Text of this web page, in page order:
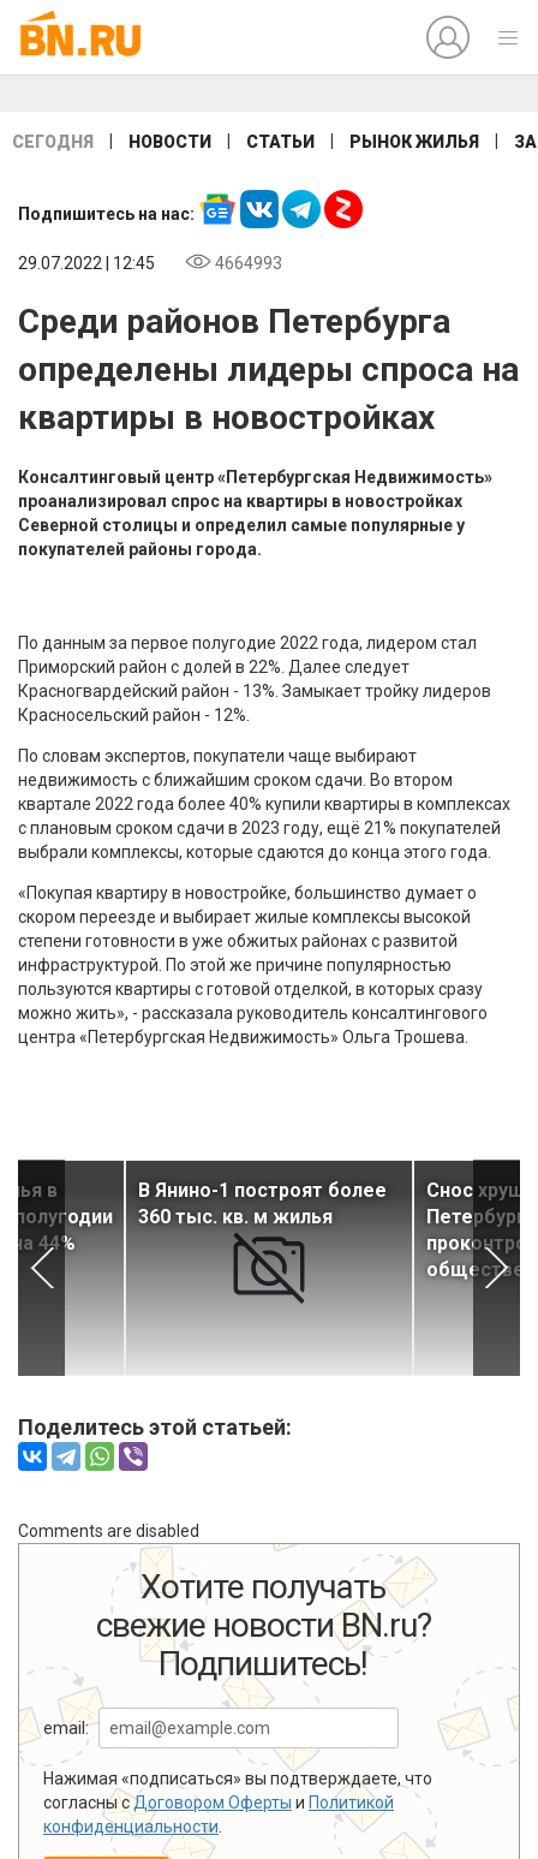
СЕГОДНЯ НОВОСТИ СТАТЬИ РЫНОК ЖИЛЬЯ
Подпишитесь на нас:
29.07.2022 | 12:45 4664993
Среди районов Петербурга
определены лидеры спроса на
квартиры в новостройках
Консалтинговый центр «Петербургская Недвижимость»
проанализировал спрос на квартиры в новостройках
Северной столицы и определил самые популярные у
покупателей районы города.
По данным за первое полугодие 2022 года, лидером стал
Приморский район с долей в 22%. Далее следует
Красногвардейский район - 13%. Замыкает тройку лидеров
Красносельский район - 12%.
По словам экспертов, покупатели чаще выбирают
недвижимость с ближайшим сроком сдачи. Во втором
квартале 2022 года более 40% купили квартиры в комплексах
с плановым сроком сдачи в 2023 году, ещё 21% покупателей
выбрали комплексы, которые сдаются до конца этого года.
«Покупая квартиру в новостройке, большинство думает о
скором переезде и выбирает жилые комплексы высокой
степени готовности в уже обжитых районах с развитой
инфраструктурой. По этой же причине популярностью
пользуются квартиры с готовой отделкой, в которых сразу
можно жить», - рассказала руководитель консалтингового
центра «Петербургская Недвижимость» Ольга Трошева.
в
полугодии
на 44%
В Янино-1 построят более
360 тыс. кв. м жилья
Снос
Петербурге
Поделитесь этой статьей:
Comments are disabled
Хотите получать
свежие новости BN.ru?
Подпишитесь!
email:
Нажимая «подписаться» вы подтверждаете, что
согласны сДоговором Оферты и Политикой
конфиденциальности